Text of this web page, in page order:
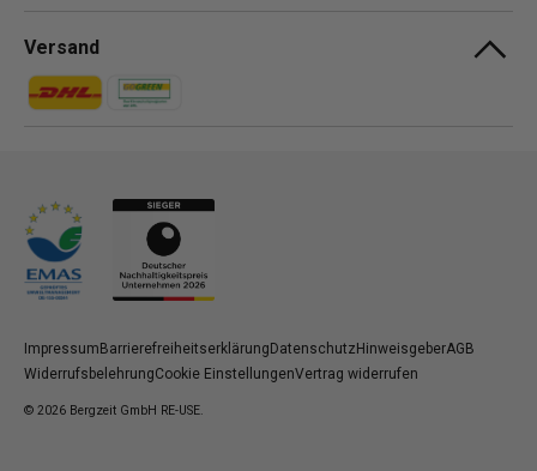
Versand
Zahlungsmethoden
Zahlungsmethoden
ImpressumBarrierefreiheitserklärungDatenschutzHinweisgeberAGB
WiderrufsbelehrungCookie EinstellungenVertrag widerrufen
© 2026 Bergzeit GmbH RE-USE.